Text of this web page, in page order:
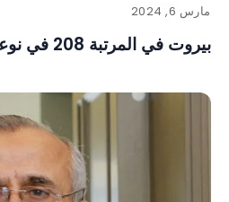
مارس 6, 2024
بيروت في المرتبة 208 في نوعيّة العيش